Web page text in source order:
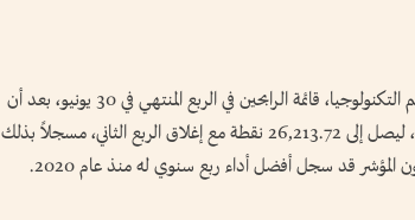
تصدر مؤشر ناسداك، المعتمد بشكل كبير على أسهم التكنولوجيا، قائمة الرابحين في الربع المنتهي في 30 يونيو، بعد أن
قفز من مستوى 21,590 نقطة في نهاية الربع الأول، ليصل إلى 26,213.72 نقطة مع إغلاق الربع الثاني، مسجلاً بذلك